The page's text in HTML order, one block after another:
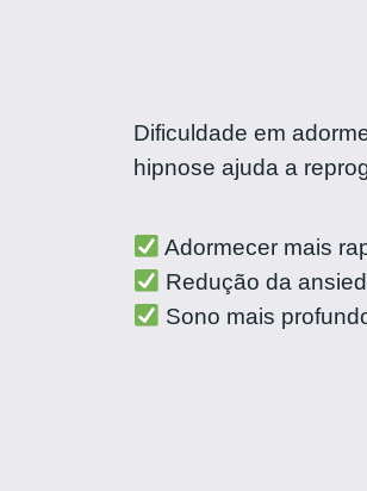
Dificuldade em
hipnose ajuda a
Adormecer mais
Redução da
Sono mais